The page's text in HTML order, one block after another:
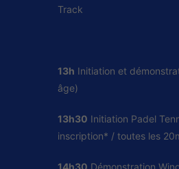
Track
13h Initiation et
âge)
13h30 Initiation Padel
inscription* / toutes les
14h30 Démonstration